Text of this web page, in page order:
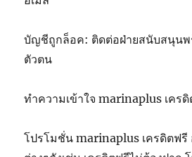
บัญชีถูกล็อค: ติดต่อฝ่ายสนับสนุน
ตัวตน
ทำความเข้าใจ marinaplus เคร
โปรโมชั่น marinaplus เครดิตฟ